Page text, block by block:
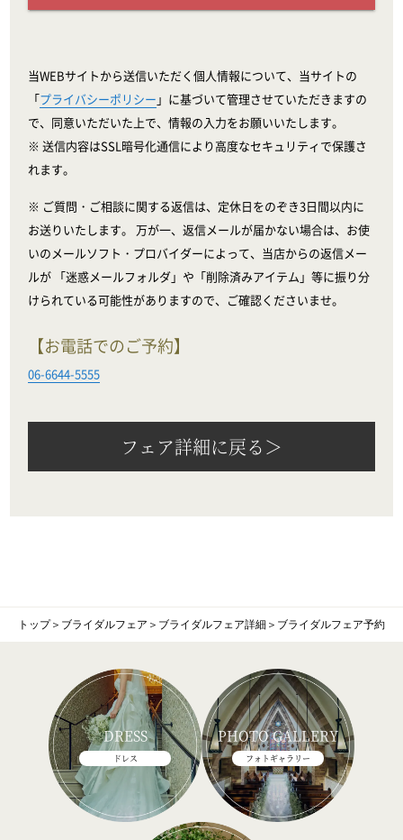
当WEBサイトから送信いただく個人情報について、当サイトの
「プライバシーポリシー 」に基づいて管理させていただきますの
で、同意いただいた上で、情報の入力をお願いいたします。
※ 送信内容はSSL暗号化通信により高度なセキュリティで保護さ
れます。
※ ご質問・ご相談に関する返信は、定休日をのぞき3日間以内に
お送りいたします。 万が一、返信メールが届かない場合は、お使
いのメールソフト・プロバイダーによって、当店からの返信メー
ルが 「迷惑メールフォルダ」や「削除済みアイテム」等に振り分
けられている可能性がありますので、ご確認くださいませ。
【お電話でのご予約】
06-6644-5555
フェア詳細に戻る＞
トップ＞ ブライダルフェア ＞ ブライダルフェア詳細 ＞ ブライダルフェア予約
DRESS
ドレス
PHOTO GALLERY
フォトギャラリー